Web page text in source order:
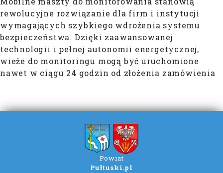
rewolucyjne rozwiązanie dla firm i instytucji
wymagających szybkiego wdrożenia systemu
bezpieczeństwa. Dzięki zaawansowanej
technologii i pełnej autonomii energetycznej,
wieże do monitoringu mogą być uruchomione
nawet w ciągu 24 godzin od złożenia zamówienia
Powiat
Pułtuski.pl